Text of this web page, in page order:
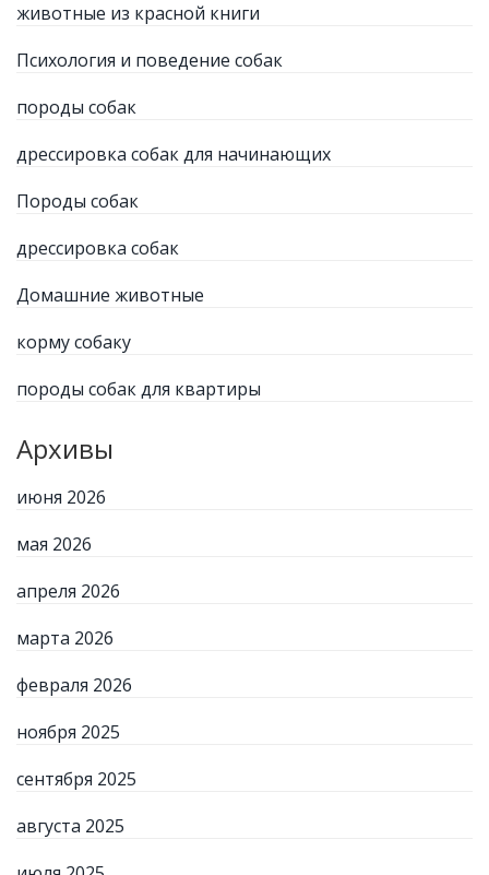
животные из красной книги
Психология и поведение собак
породы собак
дрессировка собак для начинающих
Породы собак
дрессировка собак
Домашние животные
корму собаку
породы собак для квартиры
Архивы
июня 2026
мая 2026
апреля 2026
марта 2026
февраля 2026
ноября 2025
сентября 2025
августа 2025